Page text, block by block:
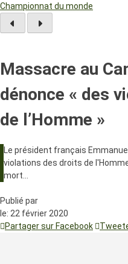
Championnat du monde
Massacre au
dénonce « des
de l’Homme »
Le président français
violations des droits de
mort…
Publié par
le: 22 février 2020
Partager sur Facebook